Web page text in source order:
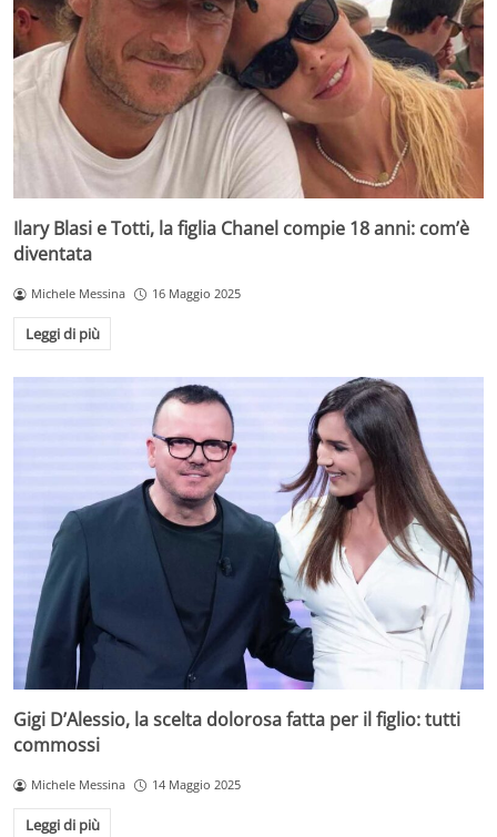
Ilary Blasi e Totti, la figlia Chanel compie 18 anni: com’è
diventata
Michele Messina 16 Maggio 2025
Leggi di più
Gigi D’Alessio, la scelta dolorosa fatta per il figlio: tutti
commossi
Michele Messina 14 Maggio 2025
Leggi di più